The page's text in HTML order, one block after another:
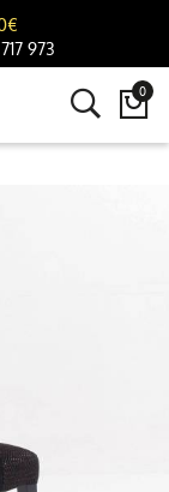
973
0